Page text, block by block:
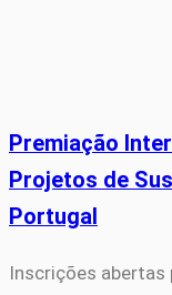
Premiação
Projetos de
Portugal
Inscrições abertas